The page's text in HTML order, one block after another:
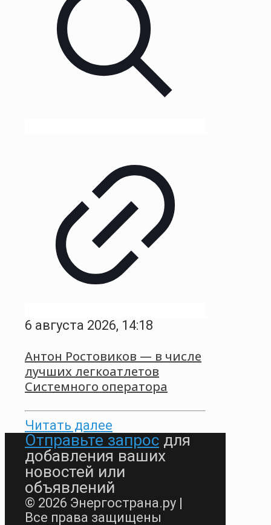
6 августа 2026, 14:18
Антон Ростовиков — в числе
лучших легкоатлетов
Системного оператора
Читать далее
Отправьте запрос для
добавления ваших
новостей или
объявлений
© 2026 Энергострана.ру |
Все права защищены